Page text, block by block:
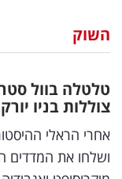
וצרכנות
דיגיטל
וטק
שיווק
השוק
טלטלה בוול
צוללות בניו יורק
אחרי הראלי
ושלחו את המדדים